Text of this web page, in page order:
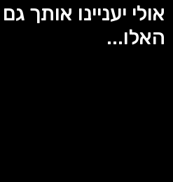
אולי יעניינו אותך
האלו...